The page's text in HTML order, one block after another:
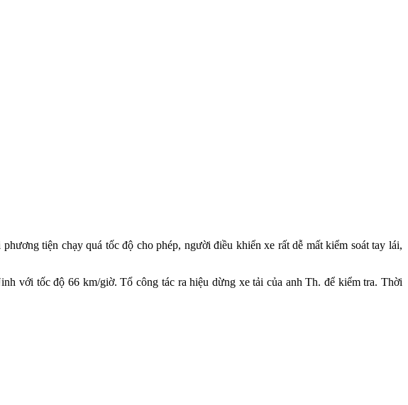
tiện chạy quá tốc độ cho phép, người điều khiển xe rất dễ mất kiểm soát tay lái,
với tốc độ 66 km/giờ. Tổ công tác ra hiệu dừng xe tải của anh Th. để kiểm tra. Thời